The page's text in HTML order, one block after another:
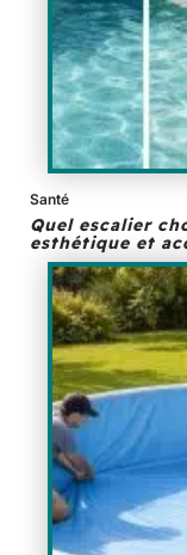
Santé
Quel escalier
esthétique et